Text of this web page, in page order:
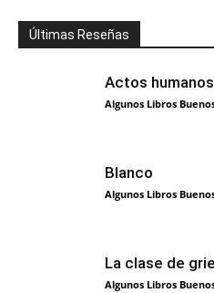
Últimas Reseñas
Actos humanos
Algunos Libros
Blanco
Algunos Libros
La clase de
Algunos Libros